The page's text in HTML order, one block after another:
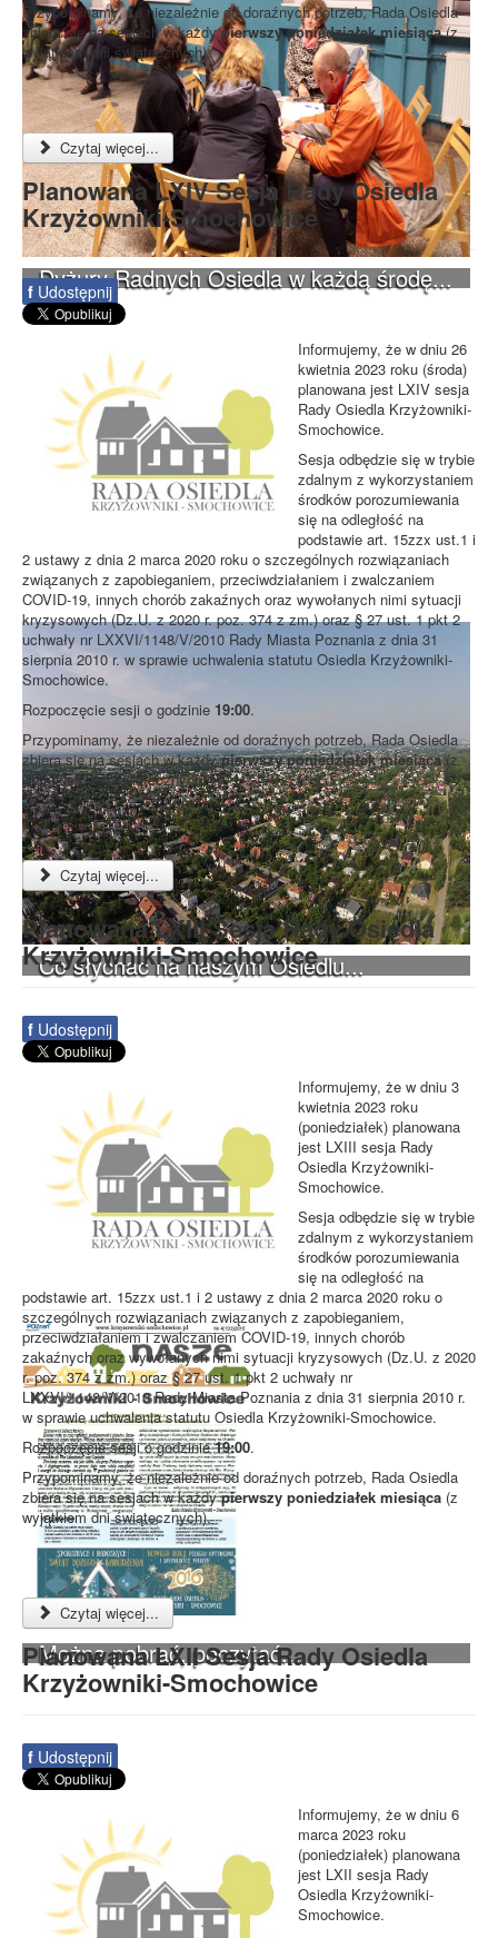
Dyżury Radnych Osiedla w każdą środę...
Co słychać na naszym Osiedlu...
Można pobrać, poczytać...
Przypominamy, że niezależnie od doraźnych potrzeb, Rada Osiedla
zbiera się na sesjach w każdypierwszy poniedziałek miesiąca(z
wyjątkiem dni świątecznych).
Czytaj więcej...
Planowana LXIV Sesja Rady Osiedla
Krzyżowniki-Smochowice
f Udostępnij
Informujemy, że w dniu 26
kwietnia 2023 roku (środa)
planowana jest LXIV sesja
Rady Osiedla Krzyżowniki-
Smochowice.
Sesja odbędzie się w trybie
zdalnym z wykorzystaniem
środków porozumiewania
się na odległość na
podstawie art. 15zzx ust.1 i
2 ustawy z dnia 2 marca 2020 roku o szczególnych rozwiązaniach
związanych z zapobieganiem, przeciwdziałaniem i zwalczaniem
COVID-19, innych chorób zakaźnych oraz wywołanych nimi sytuacji
kryzysowych (Dz.U. z 2020 r. poz. 374 z zm.) oraz § 27 ust. 1 pkt 2
uchwały nr LXXVI/1148/V/2010 Rady Miasta Poznania z dnia 31
sierpnia 2010 r. w sprawie uchwalenia statutu Osiedla Krzyżowniki-
Smochowice.
Rozpoczęcie sesji o godzinie 19:00.
Przypominamy, że niezależnie od doraźnych potrzeb, Rada Osiedla
zbiera się na sesjach w każdypierwszy poniedziałek miesiąca(z
wyjątkiem dni świątecznych).
Czytaj więcej...
Planowana LXIII Sesja Rady Osiedla
Krzyżowniki-Smochowice
f Udostępnij
Informujemy, że w dniu 3
kwietnia 2023 roku
(poniedziałek) planowana
jest LXIII sesja Rady
Osiedla Krzyżowniki-
Smochowice.
Sesja odbędzie się w trybie
zdalnym z wykorzystaniem
środków porozumiewania
się na odległość na
podstawie art. 15zzx ust.1 i 2 ustawy z dnia 2 marca 2020 roku o
szczególnych rozwiązaniach związanych z zapobieganiem,
przeciwdziałaniem i zwalczaniem COVID-19, innych chorób
zakaźnych oraz wywołanych nimi sytuacji kryzysowych (Dz.U. z 2020
r. poz. 374 z zm.) oraz § 27 ust. 1 pkt 2 uchwały nr
LXXVI/1148/V/2010 Rady Miasta Poznania z dnia 31 sierpnia 2010 r.
w sprawie uchwalenia statutu Osiedla Krzyżowniki-Smochowice.
Rozpoczęcie sesji o godzinie19:00.
Przypominamy, że niezależnie od doraźnych potrzeb, Rada Osiedla
zbiera się na sesjach w każdypierwszy poniedziałek miesiąca (z
wyjątkiem dni świątecznych).
Czytaj więcej...
Planowana LXII Sesja Rady Osiedla
Krzyżowniki-Smochowice
f Udostępnij
Informujemy, że w dniu 6
marca 2023 roku
(poniedziałek) planowana
jest LXII sesja Rady
Osiedla Krzyżowniki-
Smochowice.